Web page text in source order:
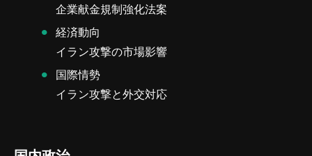
企業献金規制強化法案
経済動向
イラン攻撃の市場影響
国際情勢
イラン攻撃と外交対応